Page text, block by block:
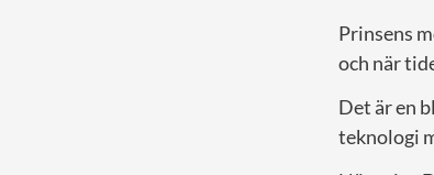
Prinsens
och när
Det är en
teknologi